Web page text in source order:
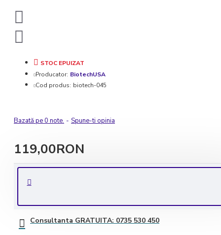
STOC EPUIZAT
Producator: BiotechUSA
Cod produs: biotech-045
Bazată pe 0 note. - Spune-ti opinia
119,00RON
Livrare rapida in 1-2 zile lucratoare
Consultanta GRATUITA: 0735 530 450